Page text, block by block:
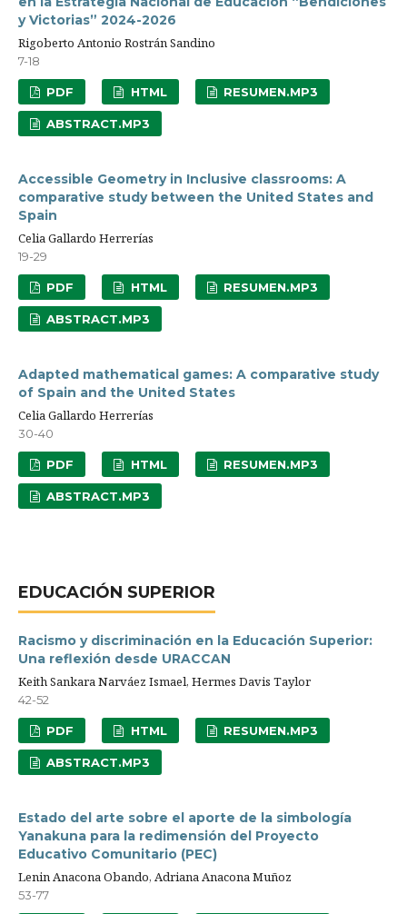
y Victorias” 2024-2026
Rigoberto Antonio Rostrán Sandino
7-18
PDF HTML RESUMEN.MP3
ABSTRACT.MP3
Accessible Geometry in Inclusive classrooms: A
comparative study between the United States and
Spain
Celia Gallardo Herrerías
19-29
PDF HTML RESUMEN.MP3
ABSTRACT.MP3
Adapted mathematical games: A comparative study
of Spain and the United States
Celia Gallardo Herrerías
30-40
PDF HTML RESUMEN.MP3
ABSTRACT.MP3
EDUCACIÓN SUPERIOR
Racismo y discriminación en la Educación Superior:
Una reflexión desde URACCAN
Keith Sankara Narváez Ismael, Hermes Davis Taylor
42-52
PDF HTML RESUMEN.MP3
ABSTRACT.MP3
Estado del arte sobre el aporte de la simbología
Yanakuna para la redimensión del Proyecto
Educativo Comunitario (PEC)
Lenin Anacona Obando, Adriana Anacona Muñoz
53-77